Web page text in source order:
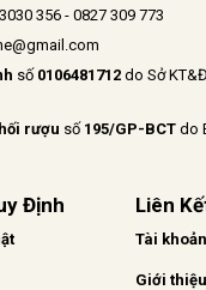
356 - 0827 309 773
số 0106481712 do Sở
rượu số 195/GP-BCT do
Định Liên
Tài khoản
Giới thiệu